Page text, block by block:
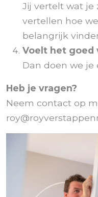
Jij vertelt wat je
vertellen hoe
belangrijk
Voelt het goed
Dan doen we je
Heb je vragen?
Neem contact op